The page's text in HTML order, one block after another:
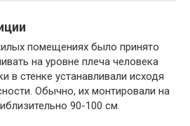
помещениях было принято
на уровне плеча человека
в стенке устанавливали исходя
Обычно, их монтировали на
90-100 см.